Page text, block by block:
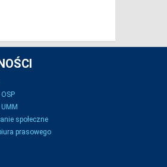
społeczne
prasowego